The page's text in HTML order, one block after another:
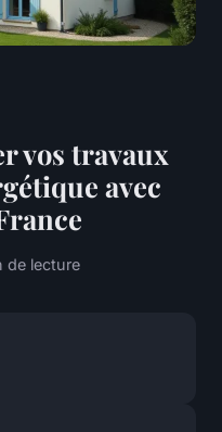
vos travaux
avec
de lecture